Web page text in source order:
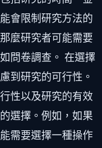
會限制研究方法的
麼研究者可能需要
問卷調查。 在選擇
到研究的可行性。
性以及研究的有效
選擇。例如，如果
需要選擇一種操作